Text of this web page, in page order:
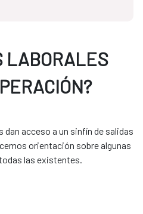
tipos de prácticas:
siempre a través de
programas como
LABORALES
acceso a un sinfín de salidas
orientación sobre algunas
las existentes.